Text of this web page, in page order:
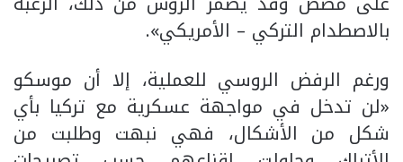
بالاصطدام التركي – الأمريكي».
ورغم الرفض الروسي للعملية، إلا أن موسكو
«لن تدخل في مواجهة عسكرية مع تركيا بأي
شكل من الأشكال، فهي نبهت وطلبت من